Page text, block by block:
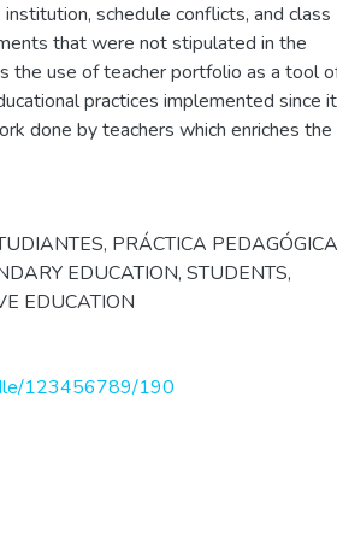
schedule conflicts, and class
that were not stipulated in the
the use of teacher portfolio as a tool
practices implemented since it
done by teachers which enriches the
, PRÁCTICA PEDAGÓGICA
EDUCATION, STUDENTS,
EDUCATION
123456789/190